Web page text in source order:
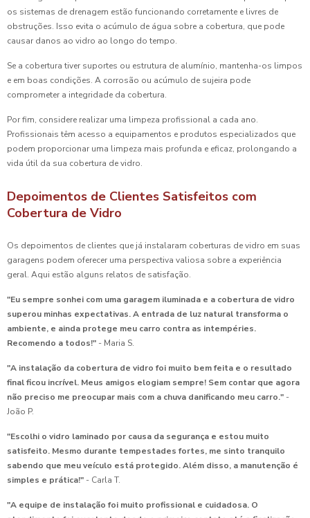
os sistemas de drenagem estão funcionando corretamente e livres de
obstruções. Isso evita o acúmulo de água sobre a cobertura, que pode
causar danos ao vidro ao longo do tempo.
Se a cobertura tiver suportes ou estrutura de alumínio, mantenha-os limpos
e em boas condições. A corrosão ou acúmulo de sujeira pode
comprometer a integridade da cobertura.
Por fim, considere realizar uma limpeza profissional a cada ano.
Profissionais têm acesso a equipamentos e produtos especializados que
podem proporcionar uma limpeza mais profunda e eficaz, prolongando a
vida útil da sua cobertura de vidro.
Depoimentos de Clientes Satisfeitos com
Cobertura de Vidro
Os depoimentos de clientes que já instalaram coberturas de vidro em suas
garagens podem oferecer uma perspectiva valiosa sobre a experiência
geral. Aqui estão alguns relatos de satisfação.
"Eu sempre sonhei com uma garagem iluminada e a cobertura de vidro
superou minhas expectativas. A entrada de luz natural transforma o
ambiente, e ainda protege meu carro contra as intempéries.
Recomendo a todos!" - Maria S.
"A instalação da cobertura de vidro foi muito bem feita e o resultado
final ficou incrível. Meus amigos elogiam sempre! Sem contar que agora
não preciso me preocupar mais com a chuva danificando meu carro." -
João P.
"Escolhi o vidro laminado por causa da segurança e estou muito
satisfeito. Mesmo durante tempestades fortes, me sinto tranquilo
sabendo que meu veículo está protegido. Além disso, a manutenção é
simples e prática!" - Carla T.
"A equipe de instalação foi muito profissional e cuidadosa. O